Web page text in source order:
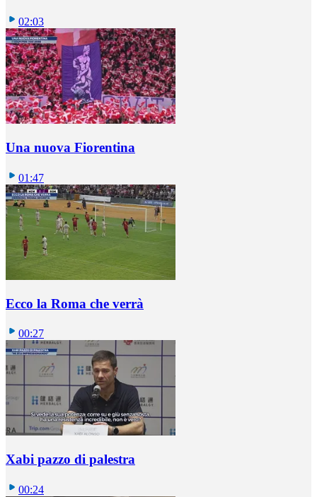
02:03
Una nuova Fiorentina
01:47
Ecco la Roma che verrà
00:27
Xabi pazzo di palestra
00:24